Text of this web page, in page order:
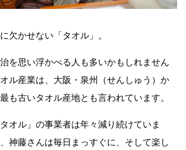
欠かせない「タオル」。
を思い浮かべる人も多いかもしれません
ル産業は、大阪・泉州（せんしゅう）か
も古いタオル産地とも言われています。
オル」の事業者は年々減り続けていま
神藤さんは毎日まっすぐに、そして楽し